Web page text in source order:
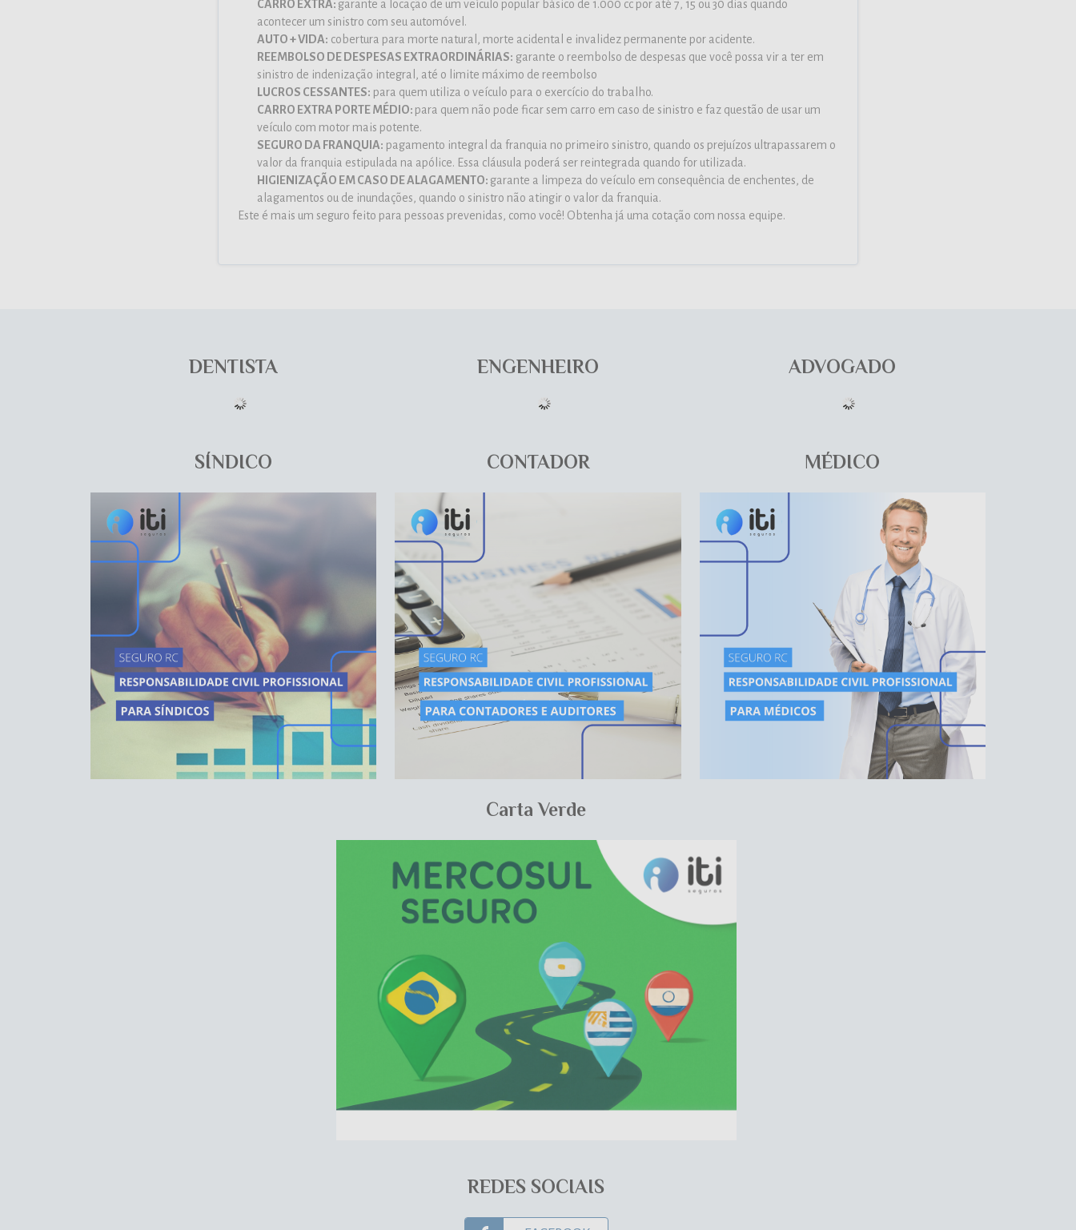
CARRO EXTRA: garante a locação de um veículo popular básico de 1.000 cc por até 7, 15 ou 30 dias quando
acontecer um sinistro com seu automóvel.
AUTO + VIDA: cobertura para morte natural, morte acidental e invalidez permanente por acidente.
REEMBOLSO DE DESPESAS EXTRAORDINÁRIAS: garante o reembolso de despesas que você possa vir a ter em
sinistro de indenização integral, até o limite máximo de reembolso
LUCROS CESSANTES: para quem utiliza o veículo para o exercício do trabalho.
CARRO EXTRA PORTE MÉDIO: para quem não pode ficar sem carro em caso de sinistro e faz questão de usar um
veículo com motor mais potente.
SEGURO DA FRANQUIA: pagamento integral da franquia no primeiro sinistro, quando os prejuízos ultrapassarem o
valor da franquia estipulada na apólice. Essa cláusula poderá ser reintegrada quando for utilizada.
HIGIENIZAÇÃO EM CASO DE ALAGAMENTO: garante a limpeza do veículo em consequência de enchentes, de
alagamentos ou de inundações, quando o sinistro não atingir o valor da franquia.
Este é mais um seguro feito para pessoas prevenidas, como você! Obtenha já uma cotação com nossa equipe.
DENTISTA
SÍNDICO
ENGENHEIRO
CONTADOR
ADVOGADO
MÉDICO
Carta Verde